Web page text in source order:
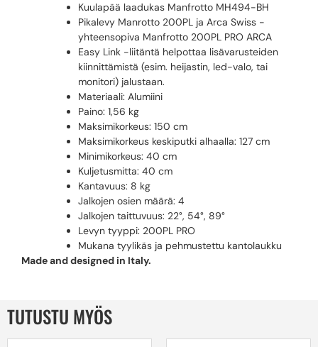
Kuulapää laadukas Manfrotto MH494-BH
Pikalevy Manrotto 200PL ja Arca Swiss -
yhteensopiva Manfrotto 200PL PRO ARCA
Easy Link -liitäntä helpottaa lisävarusteiden
kiinnittämistä (esim. heijastin, led-valo, tai
monitori) jalustaan.
Materiaali: Alumiini
Paino: 1,56 kg
Maksimikorkeus: 150 cm
Maksimikorkeus keskiputki alhaalla: 127 cm
Minimikorkeus: 40 cm
Kuljetusmitta: 40 cm
Kantavuus: 8 kg
Jalkojen osien määrä: 4
Jalkojen taittuvuus: 22°, 54°, 89°
Levyn tyyppi: 200PL PRO
Mukana tyylikäs ja pehmustettu kantolaukku
Made and designed in Italy.
TUTUSTU MYÖS